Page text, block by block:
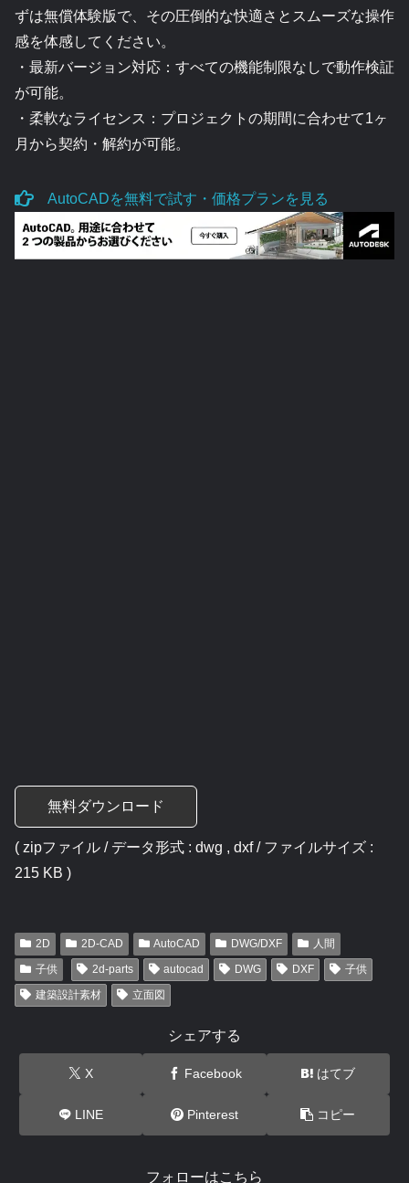
ずは無償体験版で、その圧倒的な快適さとスムーズな操作
感を体感してください。
・最新バージョン対応：すべての機能制限なしで動作検証
が可能。
・柔軟なライセンス：プロジェクトの期間に合わせて1ヶ
月から契約・解約が可能。
AutoCADを無料で試す・価格プランを見る
無料ダウンロード
( zipファイル / データ形式 : dwg , dxf / ファイルサイズ :
215 KB )
2D 2D-CAD AutoCAD DWG/DXF
人間
子供
2d-parts autocad DWG DXF
子供
建築設計素材
立面図
シェアする
X Facebook はてブ
LINE Pinterest コピー
フォローはこちら